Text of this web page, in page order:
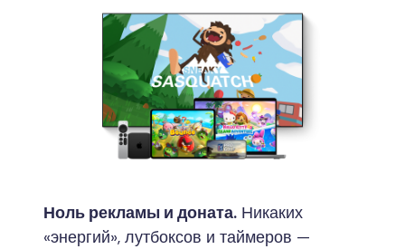
Ноль рекламы и доната. Никаких
«энергий», лутбоксов и таймеров —